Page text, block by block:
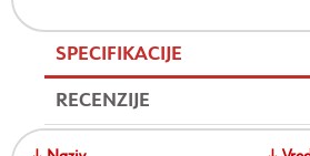
SPECIFIKACIJE
RECENZIJE